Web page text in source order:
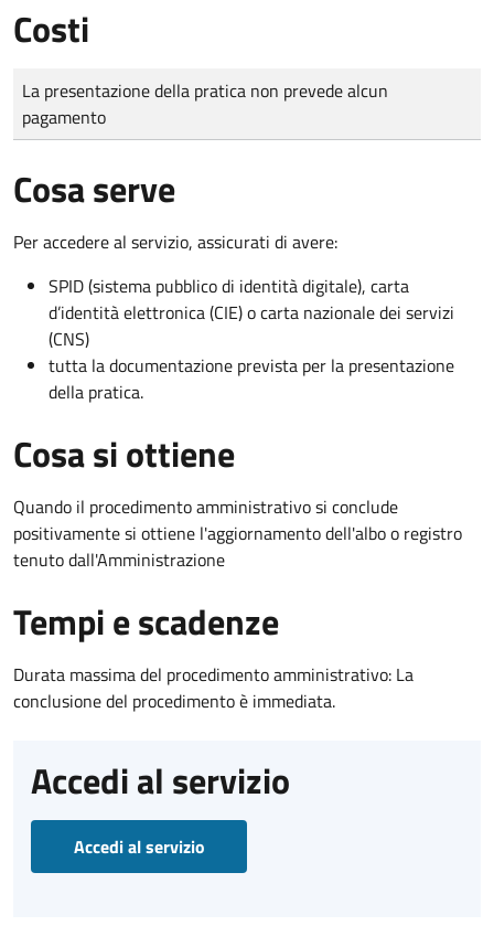
Costi
Tipo di pagamento
Importo
La presentazione della pratica non prevede alcun
pagamento
Cosa serve
Per accedere al servizio, assicurati di avere:
SPID (sistema pubblico di identità digitale), carta
d’identità elettronica (CIE) o carta nazionale dei servizi
(CNS)
tutta la documentazione prevista per la presentazione
della pratica.
Cosa si ottiene
Quando il procedimento amministrativo si conclude
positivamente si ottiene l'aggiornamento dell'albo o registro
tenuto dall'Amministrazione
Tempi e scadenze
Durata massima del procedimento amministrativo: La
conclusione del procedimento è immediata.
Accedi al servizio
Accedi al servizio